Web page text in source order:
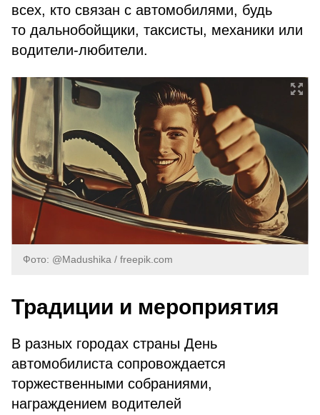
всех, кто связан с автомобилями, будь
то дальнобойщики, таксисты, механики или
водители-любители.
Фото: @Madushika / freepik.com
Традиции и мероприятия
В разных городах страны День
автомобилиста сопровождается
торжественными собраниями,
награждением водителей